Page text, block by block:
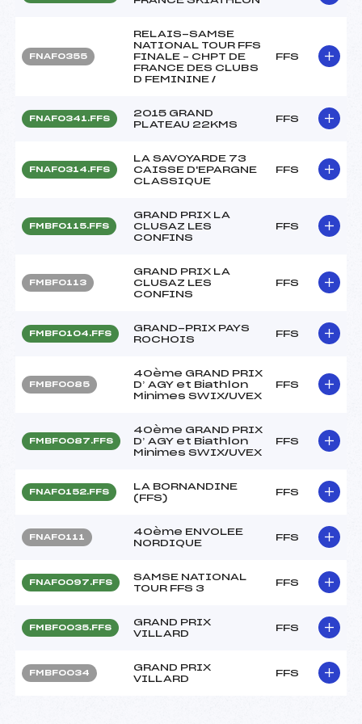
FNAF0355
RELAIS-SAMSE
NATIONAL TOUR FFS
FINALE – CHPT DE
FRANCE DES CLUBS
D FEMININE /
FFS
FNAF0341.FFS
2015 GRAND
PLATEAU 22KMS
FFS
FNAF0314.FFS
LA SAVOYARDE 73
CAISSE D'EPARGNE
CLASSIQUE
FFS
FMBF0115.FFS
GRAND PRIX LA
CLUSAZ LES
CONFINS
FFS
FMBF0113
GRAND PRIX LA
CLUSAZ LES
CONFINS
FFS
FMBF0104.FFS
GRAND-PRIX PAYS
ROCHOIS
FFS
FMBF0085
40ème GRAND PRIX
D’ AGY et Biathlon
Minimes SWIX/UVEX
FFS
FMBF0087.FFS
40ème GRAND PRIX
D’ AGY et Biathlon
Minimes SWIX/UVEX
FFS
FNAF0152.FFS
LA BORNANDINE
(FFS)
FFS
FNAF0111
40ème ENVOLEE
NORDIQUE
FFS
FNAF0097.FFS
SAMSE NATIONAL
TOUR FFS 3
FFS
FMBF0035.FFS
GRAND PRIX
VILLARD
FFS
FMBF0034
GRAND PRIX
VILLARD
FFS